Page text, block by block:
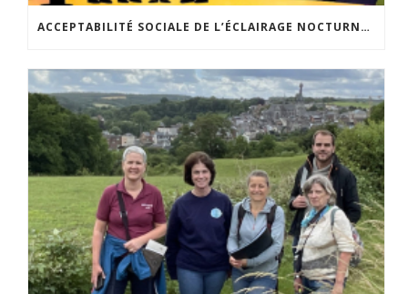
ACCEPTABILITÉ SOCIALE DE L’ÉCLAIRAGE NOCTURNE : LE REPLAY EST DISPONIBLE